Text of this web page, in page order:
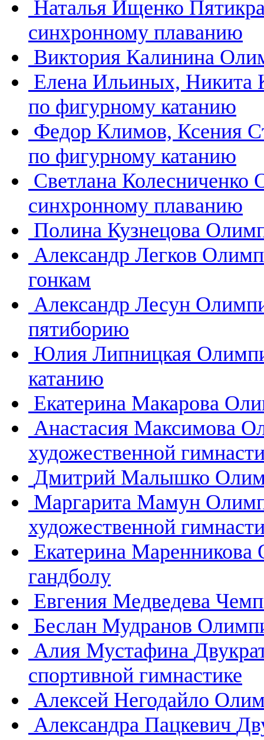
Наталья Ищенко
синхронному плаванию
Виктория Калинина
Елена Ильиных, Никита
по фигурному катанию
Федор Климов, Ксения
по фигурному катанию
Светлана Колесниченко
синхронному плаванию
Полина Кузнецова
Александр Легков
гонкам
Александр Лесун
пятиборию
Юлия Липницкая
катанию
Екатерина Макарова
Анастасия Максимова
художественной
Дмитрий Малышко
Маргарита Мамун
художественной
Екатерина Маренникова
гандболу
Евгения Медведева
Беслан Мудранов
Алия Мустафина
спортивной гимнастике
Алексей Негодайло
Александра Пацкевич